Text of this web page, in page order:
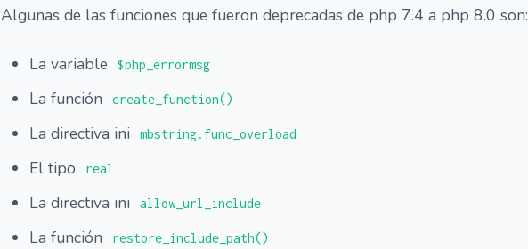
Algunas de las funciones que fueron deprecadas de php 7.4 a php 8.0 son:
La variable $php_errormsg
La función create_function()
La directiva ini mbstring.func_overload
El tipo real
La directiva ini allow_url_include
La función restore_include_path()